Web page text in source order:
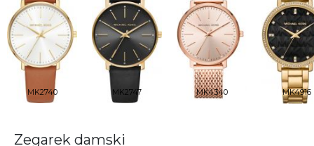
MK2740 MK2747 MK4340 MK4916
Zegarek damski